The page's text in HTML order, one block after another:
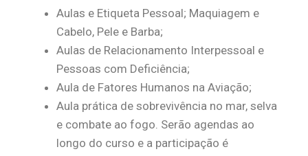
Aulas e Etiqueta Pessoal; Maquiagem e
Cabelo, Pele e Barba;
Aulas de Relacionamento Interpessoal e
Pessoas com Deficiência;
Aula de Fatores Humanos na Aviação;
Aula prática de sobrevivência no mar, selva
e combate ao fogo. Serão agendas ao
longo do curso e a participação é